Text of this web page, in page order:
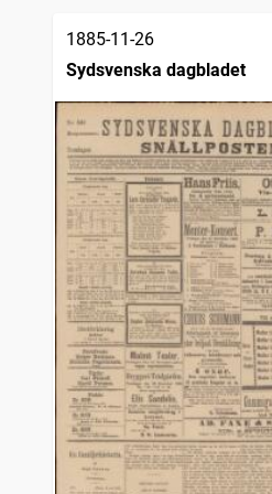
träffar
Bergslagsposten (Lindesberg :
träffar
träffar
Östgötakuriren (Vadstena :
träffar
Korrespondenten
träffar
Norrköpings tidningar
träffar
Östgöta correspondenten
träffar
träffar
Gefleposten (1864)
träffar
Karlskrona weckoblad
träffar
Figaro (1878), konst, kultur,
träffar
träffar
Skånes nyheter (Malmö : 1883)
träffar
Norrbottensposten (1847)
träffar
Upsala
träffar
Sundsvalls tidning
träffar
Nordens hotelltidning
träffar
träffar
Folkets vän, Nyhets- och
1885-11-26
Sydsvenska dagbladet